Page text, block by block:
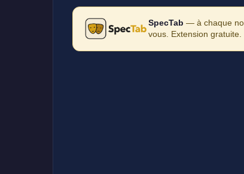
SpecTab — à chaque
vous. Extension gratuite.